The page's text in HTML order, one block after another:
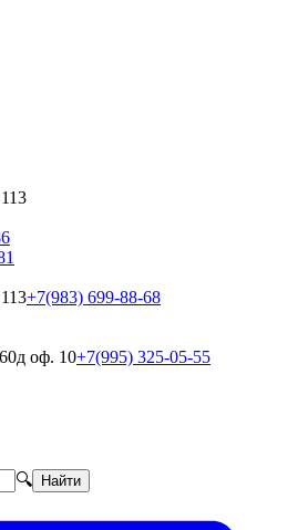
+7(983) 699-88-68
оф. 10+7(995) 325-05-55
🔍
Найти